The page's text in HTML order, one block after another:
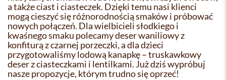
a także ciast i ciasteczek. Dzięki temu nasi klienci
mogą cieszyć się różnorodnością smaków i próbować
nowych połączeń. Dla wielbicieli słodkiego i
kwaśnego smaku polecamy deser waniliowy z
konfiturą z czarnej porzeczki, a dla dzieci
przygotowaliśmy lodową kanapkę – truskawkowy
deser z ciasteczkami i lentilkami. Już dziś wypróbuj
nasze propozycje, którym trudno się oprzeć!